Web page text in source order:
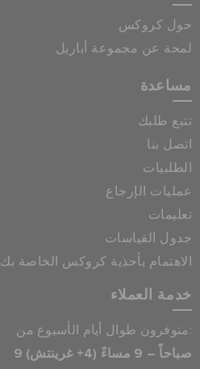
حول كروكس
لمحة عن مجموعة أباريل
مساعدة
تتبع طلبك
اتصل بنا
الطلبيات
عمليات الإرجاع
تعليمات
جدول القياسات
الاهتمام بأحذية كروكس الخاصة بك
خدمة العملاء
متوفرون طوال أيام الأسبوع من:
9 صباحاً – 9 مساءً (4+ غرينتش)